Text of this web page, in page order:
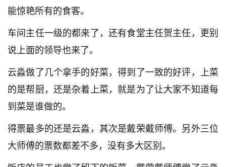
能惊艳所有的食客。
车间主任一级的都来了，还有食堂主任贺主任，更别
说上面的领导也来了。
云淼做了几个拿手的好菜，得到了一致的好评，上菜
的是帮厨，还是杂着上菜，就是为了让大家不知道每
到菜是谁做的。
得票最多的还是云淼，其次是戴荣戴师傅。另外三位
大师傅的票数都差不多，没有多大区别。